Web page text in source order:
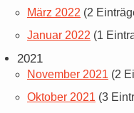
März 2022 (2
Januar 2022 (1
2021
November 2021 (2
Oktober 2021 (3